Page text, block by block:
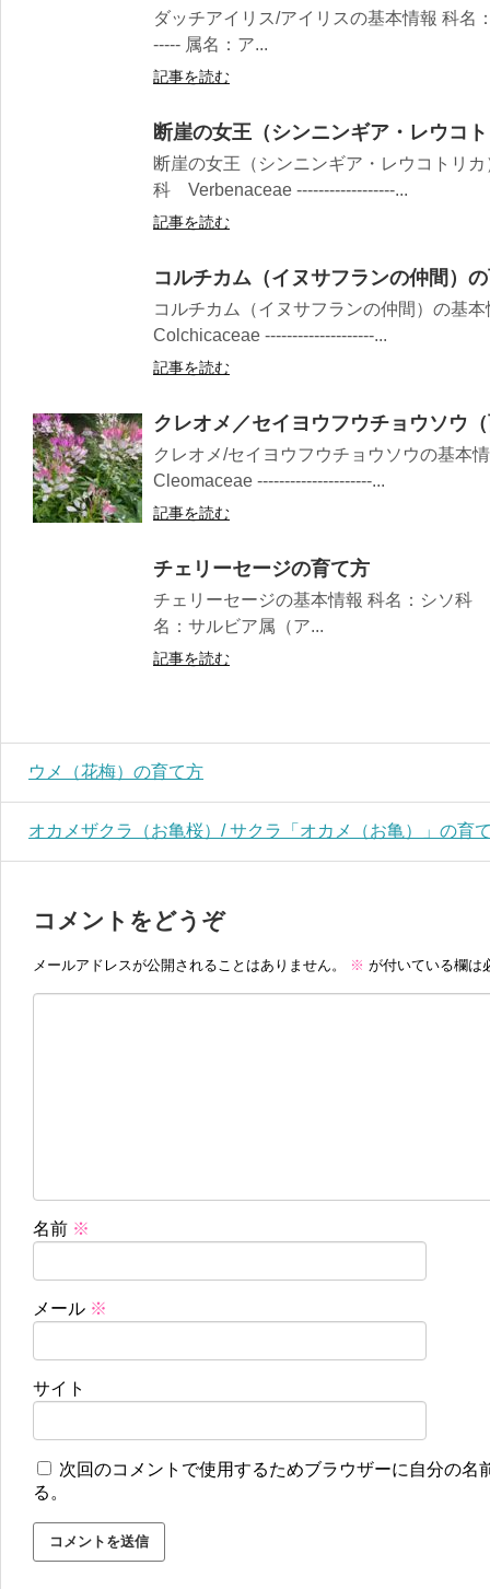
ダッチアイリス/アイリスの基本情報 科
----- 属名：ア...
記事を読む
断崖の女王（シンニンギア・レウコ
断崖の女王（シンニンギア・レウコトリ
科 Verbenaceae ------------------...
記事を読む
コルチカム（イヌサフランの仲間）
コルチカム（イヌサフランの仲間）の基
Colchicaceae --------------------...
記事を読む
クレオメ／セイヨウフウチョウソウ
クレオメ/セイヨウフウチョウソウの基
Cleomaceae ---------------------...
記事を読む
チェリーセージの育て方
チェリーセージの基本情報 科名：シソ科
名：サルビア属（ア...
記事を読む
ウメ（花梅）の育て方
オカメザクラ（お亀桜）/ サクラ「オカメ（お亀）」の育
コメントをどうぞ
メールアドレスが公開されることはありません。 ※ が付いている欄は
名前 ※
メール ※
サイト
次回のコメントで使用するためブラウザーに自分の名
る。